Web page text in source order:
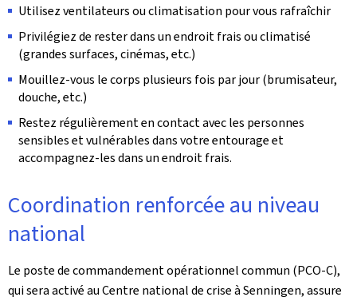
Utilisez ventilateurs ou climatisation pour vous rafraîchir
Privilégiez de rester dans un endroit frais ou climatisé
(grandes surfaces, cinémas, etc.)
Mouillez-vous le corps plusieurs fois par jour (brumisateur,
douche, etc.)
Restez régulièrement en contact avec les personnes
sensibles et vulnérables dans votre entourage et
accompagnez-les dans un endroit frais.
Coordination renforcée au niveau
national
Le poste de commandement opérationnel commun (PCO-C),
qui sera activé au Centre national de crise à Senningen, assure